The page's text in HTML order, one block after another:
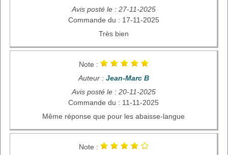
Avis posté le : 27-11-2025
Commande du : 17-11-2025
Très bien
Note :
Auteur : Jean-Marc B
Avis posté le : 20-11-2025
Commande du : 11-11-2025
Même réponse que pour les abaisse-langue
Note :